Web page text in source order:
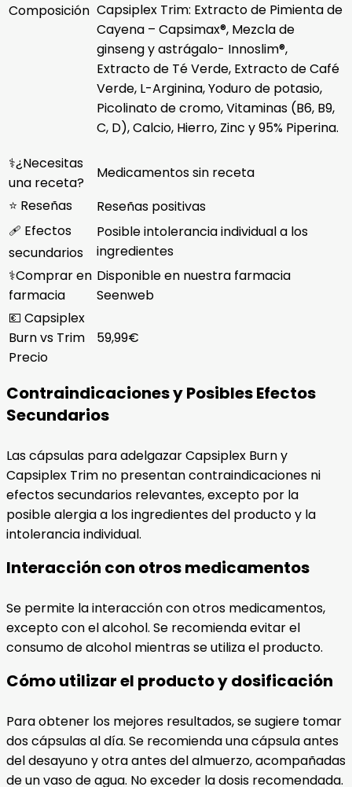
Composición Capsiplex Trim: Extracto de Pimienta de
Cayena – Capsimax®, Mezcla de
ginseng y astrágalo- Innoslim®,
Extracto de Té Verde, Extracto de Café
Verde, L-Arginina, Yoduro de potasio,
Picolinato de cromo, Vitaminas (B6, B9,
C, D), Calcio, Hierro, Zinc y 95% Piperina.
⚕️¿Necesitas
una receta?
Medicamentos sin receta
⭐ Reseñas
Reseñas positivas
🩹 Efectos
secundarios
Posible intolerancia individual a los
ingredientes
⚕️Comprar en
farmacia
Disponible en nuestra farmacia
Seenweb
💶 Capsiplex
Burn vs Trim
Precio
59,99€
Contraindicaciones y Posibles Efectos
Secundarios
Las cápsulas para adelgazar Capsiplex Burn y
Capsiplex Trim no presentan contraindicaciones ni
efectos secundarios relevantes, excepto por la
posible alergia a los ingredientes del producto y la
intolerancia individual.
Interacción con otros medicamentos
Se permite la interacción con otros medicamentos,
excepto con el alcohol. Se recomienda evitar el
consumo de alcohol mientras se utiliza el producto.
Cómo utilizar el producto y dosificación
Para obtener los mejores resultados, se sugiere tomar
dos cápsulas al día. Se recomienda una cápsula antes
del desayuno y otra antes del almuerzo, acompañadas
de un vaso de agua. No exceder la dosis recomendada.